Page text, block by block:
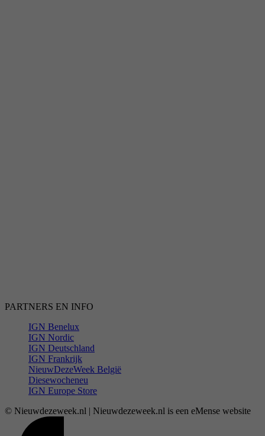
PARTNERS EN INFO
IGN Benelux
IGN Nordic
IGN Deutschland
IGN Frankrijk
NieuwDezeWeek België
Diesewocheneu
IGN Europe Store
© Nieuwdezeweek.nl | Nieuwdezeweek.nl is een eMense website